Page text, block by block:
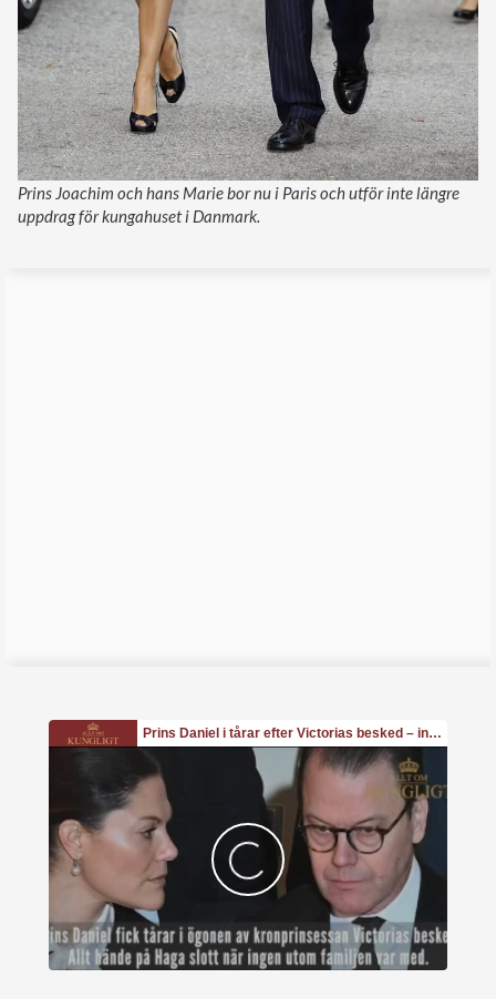
Prins Joachim och hans Marie bor nu i Paris och utför inte längre
uppdrag för kungahuset i Danmark.